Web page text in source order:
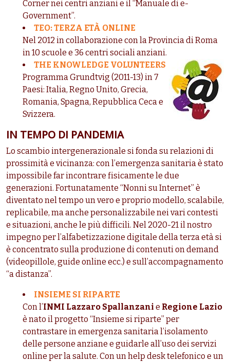
Corner nei centri anziani e il “Manuale di e-
Government”.
TEO: TERZA ETÀ ONLINE
Nel 2012 in collaborazione con la Provincia di Roma
in 10 scuole e 36 centri sociali anziani.
THE KNOWLEDGE VOLUNTEERS
Programma Grundtvig (2011-13) in 7
Paesi: Italia, Regno Unito, Grecia,
Romania, Spagna, Repubblica Ceca e
Svizzera.
IN TEMPO DI PANDEMIA
Lo scambio intergenerazionale si fonda su relazioni di
prossimità e vicinanza: con l’emergenza sanitaria è stato
impossibile far incontrare fisicamente le due
generazioni. Fortunatamente “Nonni su Internet” è
diventato nel tempo un vero e proprio modello, scalabile,
replicabile, ma anche personalizzabile nei vari contesti
e situazioni, anche le più difficili. Nel 2020-21 il nostro
impegno per l’alfabetizzazione digitale della terza età si
è concentrato sulla produzione di contenuti on demand
(videopillole, guide online ecc.) e sull’accompagnamento
“a distanza”.
INSIEME SI RIPARTE
Con l’INMI Lazzaro Spallanzani e Regione Lazio
è nato il progetto “Insieme si riparte” per
contrastare in emergenza sanitaria l’isolamento
delle persone anziane e guidarle all’uso dei servizi
online per la salute. Con un help desk telefonico e un